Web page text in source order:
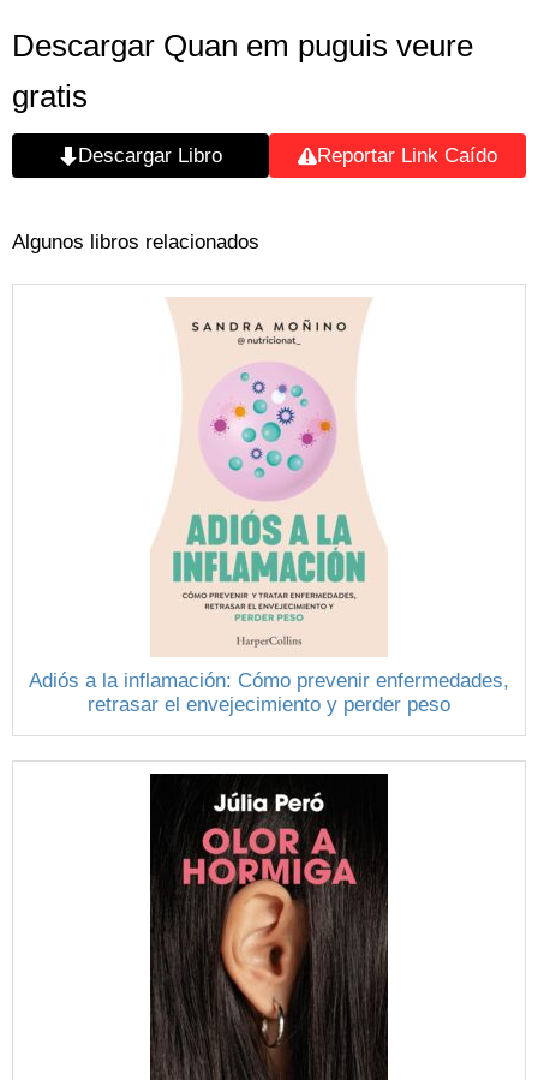
Descargar Quan em puguis veure
gratis
Descargar Libro Reportar Link Caído
Algunos libros relacionados
Adiós a la inflamación: Cómo prevenir enfermedades,
retrasar el envejecimiento y perder peso